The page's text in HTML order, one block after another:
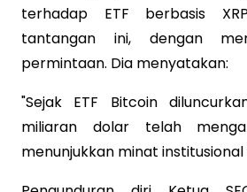
terhadap ETF berbasis
tantangan ini, dengan
permintaan. Dia menyatakan:
"Sejak ETF Bitcoin
miliaran dolar telah
menunjukkan minat